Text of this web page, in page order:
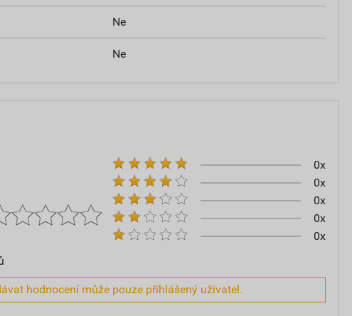
Ne
Ne
0x
0x
0x
0x
0x
hodnocení může pouze přihlášený uživatel.